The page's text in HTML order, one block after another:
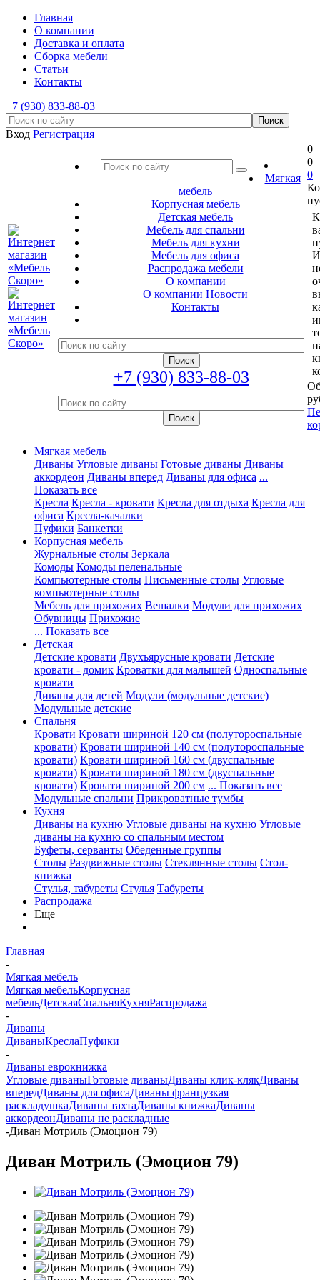
Главная
О компании
Доставка и оплата
Сборка мебели
Статьи
Контакты
+7 (930) 833-88-03
Вход Регистрация
Мягкая
мебель
Корпусная мебель
Детская мебель
Мебель для спальни
Мебель для кухни
Мебель для офиса
Распродажа мебели
О компании
О компании Новости
Контакты
+7 (930) 833-88-03
0
0
0
Мягкая мебель
Диваны Угловые диваны Готовые диваны Диваны
аккордеон Диваны вперед Диваны для офиса ...
Показать все
Кресла Кресла - кровати Кресла для отдыха Кресла для
офиса Кресла-качалки
Пуфики Банкетки
Корпусная мебель
Журнальные столы Зеркала
Комоды Комоды пеленальные
Компьютерные столы Письменные столы Угловые
компьютерные столы
Мебель для прихожих Вешалки Модули для прихожих
Обувницы Прихожие
... Показать все
Детская
Детские кровати Двухъярусные кровати Детские
кровати - домик Кроватки для малышей Односпальные
кровати
Диваны для детей Модули (модульные детские)
Модульные детские
Спальня
Кровати Кровати шириной 120 см (полутороспальные
кровати) Кровати шириной 140 см (полутороспальные
кровати) Кровати шириной 160 см (двуспальные
кровати) Кровати шириной 180 см (двуспальные
кровати) Кровати шириной 200 см ... Показать все
Модульные спальни Прикроватные тумбы
Кухня
Диваны на кухню Угловые диваны на кухню Угловые
диваны на кухню со спальным местом
Буфеты, серванты Обеденные группы
Столы Раздвижные столы Стеклянные столы Стол-
книжка
Стулья, табуреты Стулья Табуреты
Распродажа
Еще
Главная
-
Мягкая мебель
Мягкая мебельКорпусная
мебельДетскаяСпальняКухняРаспродажа
-
Диваны
ДиваныКреслаПуфики
-
Диваны еврокнижка
Угловые диваныГотовые диваныДиваны клик-клякДиваны
впередДиваны для офисаДиваны французкая
раскладушкаДиваны тахтаДиваны книжкаДиваны
аккордеонДиваны не раскладные
-Диван Мотриль (Эмоцион 79)
Диван Мотриль (Эмоцион 79)